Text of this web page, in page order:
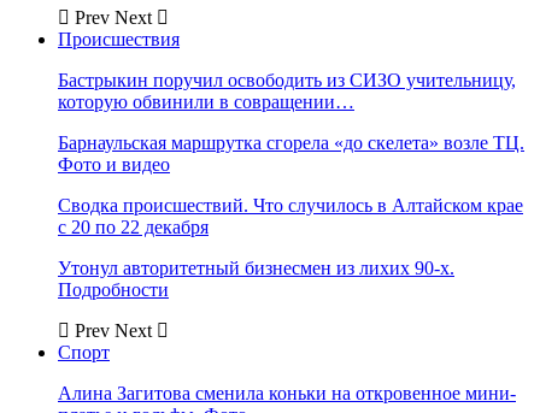
Prev Next
Происшествия
Бастрыкин поручил освободить из СИЗО учительницу,
которую обвинили в совращении…
Барнаульская маршрутка сгорела «до скелета» возле ТЦ.
Фото и видео
Сводка происшествий. Что случилось в Алтайском крае
с 20 по 22 декабря
Утонул авторитетный бизнесмен из лихих 90-х.
Подробности
Prev Next
Спорт
Алина Загитова сменила коньки на откровенное мини-